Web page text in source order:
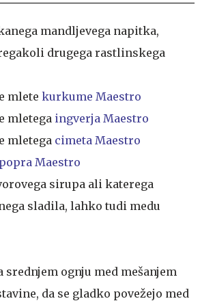
mandljevega napitka,
drugega rastlinskega
mlete kurkume Maestro
mletega ingverja Maestro
mletega cimeta Maestro
Maestro
sirupa ali katerega
sladila, lahko tudi medu
ognju med mešanjem
da se gladko povežejo med